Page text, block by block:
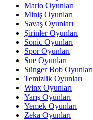
Mario Oyunları
Miniş Oyunları
Savaş Oyunları
Şirinler Oyunları
Sonic Oyunları
Spor Oyunları
Sue Oyunları
Sünger Bob Oyunları
Temizlik Oyunları
Winx Oyunları
Yarış Oyunları
Yemek Oyunları
Zeka Oyunları